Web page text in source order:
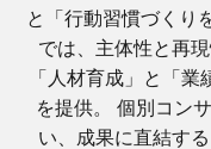
と「行動習慣づくり
では、主体性と再
「人材育成」と「
を提供。 個別コン
い、成果に直結す